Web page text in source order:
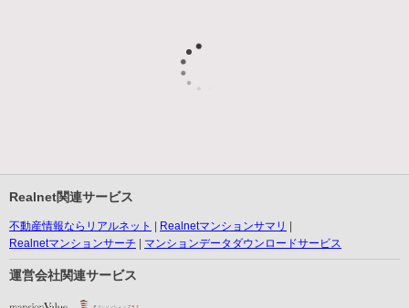
Realnet関連サービス
不動産情報ならリアルネット
Realnetマンションサマリ
Realnetマンションサーチ
マンションデータダウンロードサービス
運営会社関連サービス